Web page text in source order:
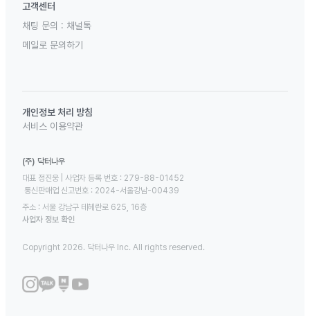
고객센터
채팅 문의 : 채널톡
메일로 문의하기
개인정보 처리 방침
서비스 이용약관
(주) 닥터나우
대표 정진웅 | 사업자 등록 번호 : 279-88-01452
통신판매업 신고번호 : 2024-서울강남-00439
주소 : 서울 강남구 테헤란로 625, 16층
사업자 정보 확인
Copyright 2026. 닥터나우 Inc. All rights reserved.